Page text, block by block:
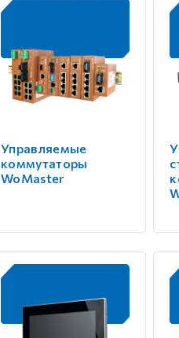
Управляемые
коммутаторы
WoMaster